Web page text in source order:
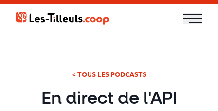
Aller
Formations
< TOUS LES PODCASTS
En direct de l'API